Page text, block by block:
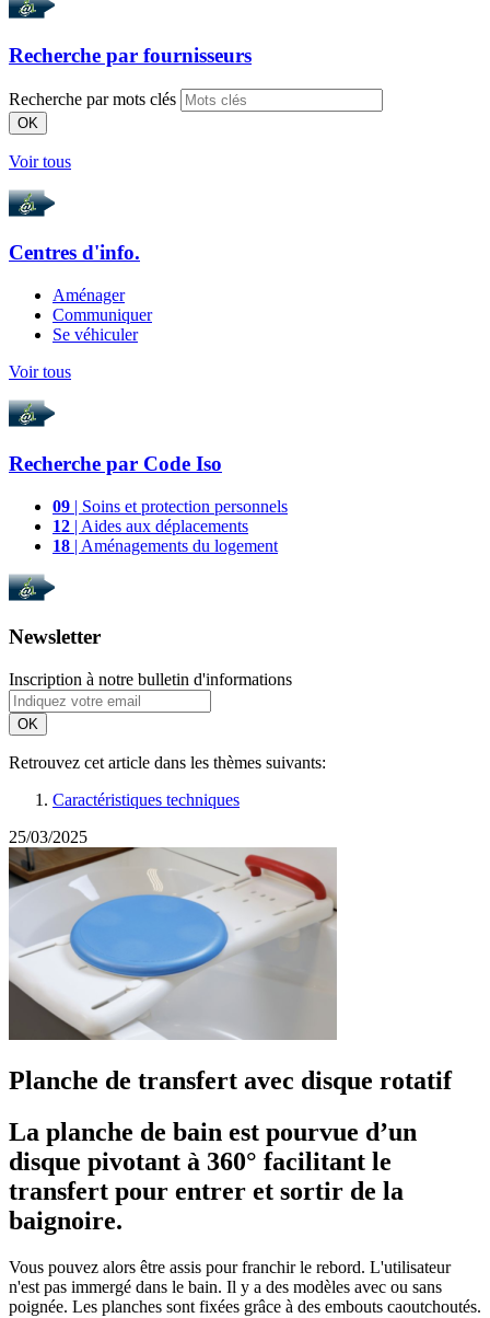
Recherche par fournisseurs
Recherche par mots clés
OK
Voir tous
Centres d'info.
Aménager
Communiquer
Se véhiculer
Voir tous
Recherche par Code Iso
09 | Soins et protection personnels
12 | Aides aux déplacements
18 | Aménagements du logement
Newsletter
Inscription à notre bulletin d'informations
OK
Retrouvez cet article dans les thèmes suivants:
Caractéristiques techniques
25/03/2025
Planche de transfert avec disque rotatif
La planche de bain est pourvue d’un
disque pivotant à 360° facilitant le
transfert pour entrer et sortir de la
baignoire.
Vous pouvez alors être assis pour franchir le rebord. L'utilisateur
n'est pas immergé dans le bain. Il y a des modèles avec ou sans
poignée. Les planches sont fixées grâce à des embouts caoutchoutés.